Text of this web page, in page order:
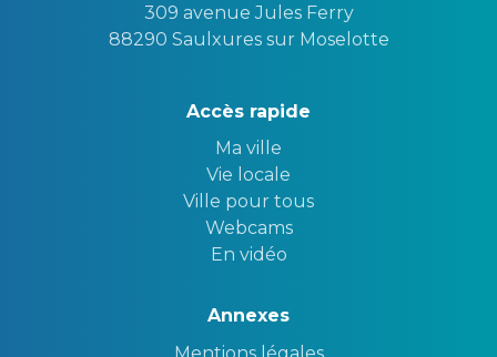
309 avenue Jules Ferry
88290 Saulxures sur Moselotte
Accès rapide
Ma ville
Vie locale
Ville pour tous
Webcams
En vidéo
Annexes